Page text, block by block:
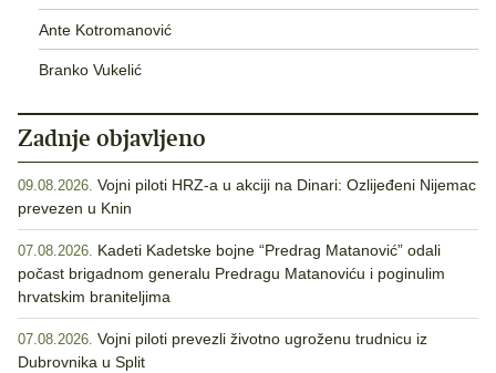
Ante Kotromanović
Branko Vukelić
Zadnje objavljeno
09.08.2026. Vojni piloti HRZ-a u akciji na Dinari: Ozlijeđeni Nijemac
prevezen u Knin
07.08.2026. Kadeti Kadetske bojne “Predrag Matanović” odali
počast brigadnom generalu Predragu Matanoviću i poginulim
hrvatskim braniteljima
07.08.2026. Vojni piloti prevezli životno ugroženu trudnicu iz
Dubrovnika u Split